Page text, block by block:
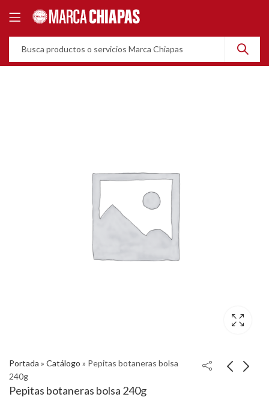
Portada » Catálogo » Pepitas botaneras bolsa
240g
Pepitas botaneras bolsa 240g